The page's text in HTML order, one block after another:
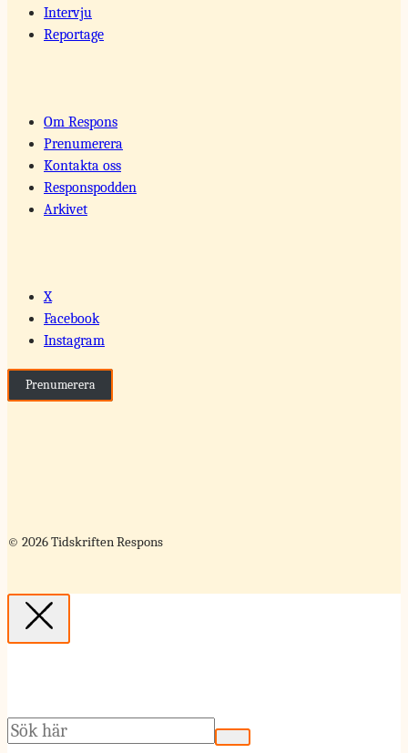
Intervju
Reportage
Om Respons
Prenumerera
Kontakta oss
Responspodden
Arkivet
X
Facebook
Instagram
Prenumerera
© 2026 Tidskriften Respons
Sök